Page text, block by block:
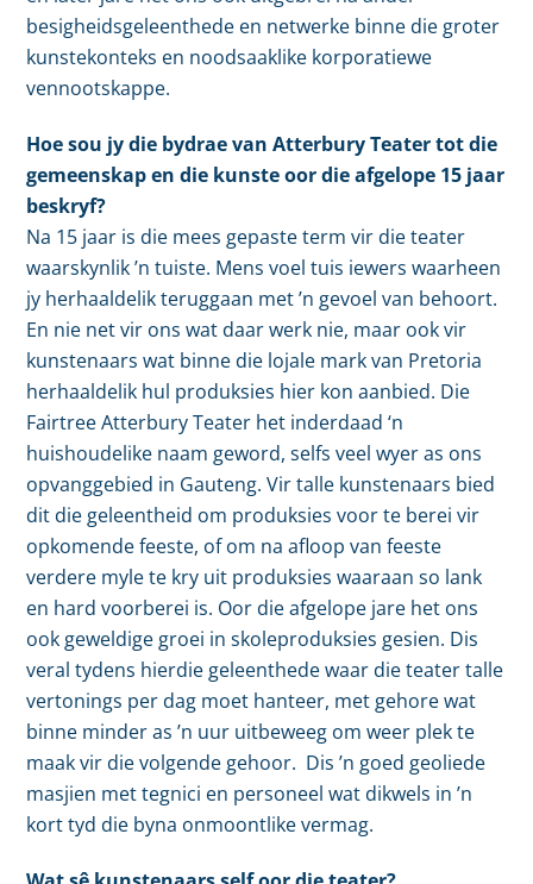
besigheidsgeleenthede en netwerke binne die groter
kunstekonteks en noodsaaklike korporatiewe
vennootskappe.
Hoe sou jy die bydrae van Atterbury Teater tot die
gemeenskap en die kunste oor die afgelope 15 jaar
beskryf?
Na 15 jaar is die mees gepaste term vir die teater
waarskynlik ’n tuiste. Mens voel tuis iewers waarheen
jy herhaaldelik teruggaan met ’n gevoel van behoort.
En nie net vir ons wat daar werk nie, maar ook vir
kunstenaars wat binne die lojale mark van Pretoria
herhaaldelik hul produksies hier kon aanbied. Die
Fairtree Atterbury Teater het inderdaad ‘n
huishoudelike naam geword, selfs veel wyer as ons
opvanggebied in Gauteng. Vir talle kunstenaars bied
dit die geleentheid om produksies voor te berei vir
opkomende feeste, of om na afloop van feeste
verdere myle te kry uit produksies waaraan so lank
en hard voorberei is. Oor die afgelope jare het ons
ook geweldige groei in skoleproduksies gesien. Dis
veral tydens hierdie geleenthede waar die teater talle
vertonings per dag moet hanteer, met gehore wat
binne minder as ’n uur uitbeweeg om weer plek te
maak vir die volgende gehoor. Dis ’n goed geoliede
masjien met tegnici en personeel wat dikwels in ’n
kort tyd die byna onmoontlike vermag.